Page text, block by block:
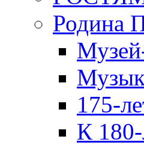
Родина
175-
К